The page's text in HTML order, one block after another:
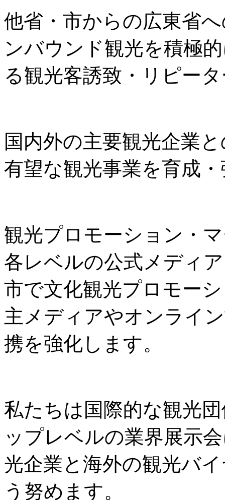
他省・市からの広東省
ンバウンド観光を積極
る観光客誘致・リピー
国内外の主要観光企業
有望な観光事業を育成
観光プロモーション・
各レベルの公式メディ
市で文化観光プロモー
主メディアやオンライ
携を強化します。
私たちは国際的な観光
ップレベルの業界展示
光企業と海外の観光バ
う努めます。